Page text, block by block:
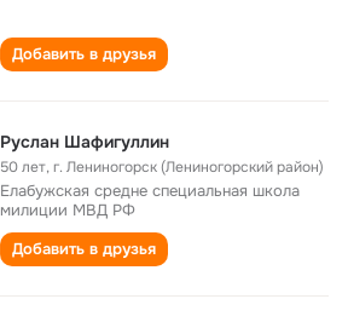
Добавить в друзья
Руслан Шафигуллин
50 лет,г. Лениногорск (Лениногорский район)
Елабужская средне специальная школа
милиции МВД РФ
Добавить в друзья